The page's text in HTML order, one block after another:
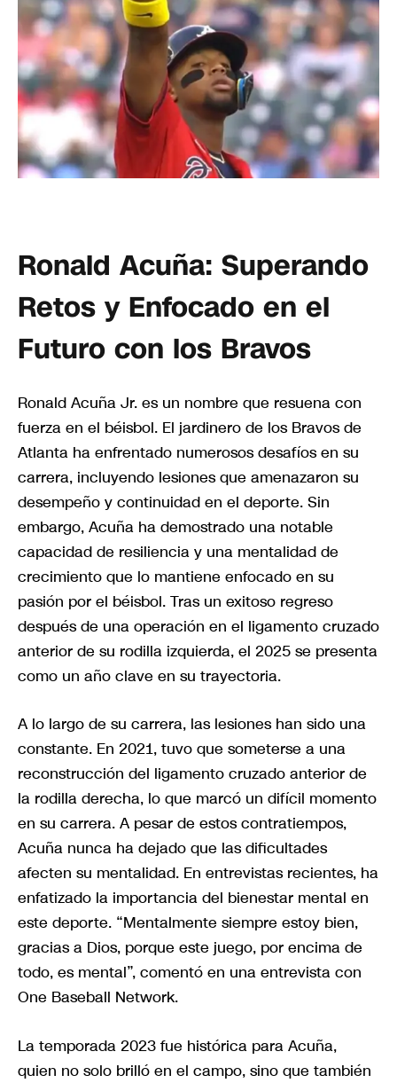
Ronald Acuña: Superando
Retos y Enfocado en el
Futuro con los Bravos
Ronald Acuña Jr. es un nombre que resuena con
fuerza en el béisbol. El jardinero de los Bravos de
Atlanta ha enfrentado numerosos desafíos en su
carrera, incluyendo lesiones que amenazaron su
desempeño y continuidad en el deporte. Sin
embargo, Acuña ha demostrado una notable
capacidad de resiliencia y una mentalidad de
crecimiento que lo mantiene enfocado en su
pasión por el béisbol. Tras un exitoso regreso
después de una operación en el ligamento cruzado
anterior de su rodilla izquierda, el 2025 se presenta
como un año clave en su trayectoria.
A lo largo de su carrera, las lesiones han sido una
constante. En 2021, tuvo que someterse a una
reconstrucción del ligamento cruzado anterior de
la rodilla derecha, lo que marcó un difícil momento
en su carrera. A pesar de estos contratiempos,
Acuña nunca ha dejado que las dificultades
afecten su mentalidad. En entrevistas recientes, ha
enfatizado la importancia del bienestar mental en
este deporte. “Mentalmente siempre estoy bien,
gracias a Dios, porque este juego, por encima de
todo, es mental”, comentó en una entrevista con
One Baseball Network.
La temporada 2023 fue histórica para Acuña,
quien no solo brilló en el campo, sino que también